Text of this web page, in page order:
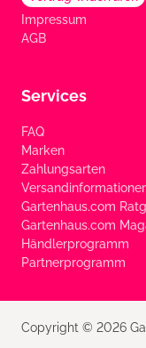
Impressum
AGB
Services
FAQ
Marken
Zahlungsarten
Gartenhaus.com
Gartenhaus.com
Händlerprogramm
Partnerprogramm
Copyright © 2026